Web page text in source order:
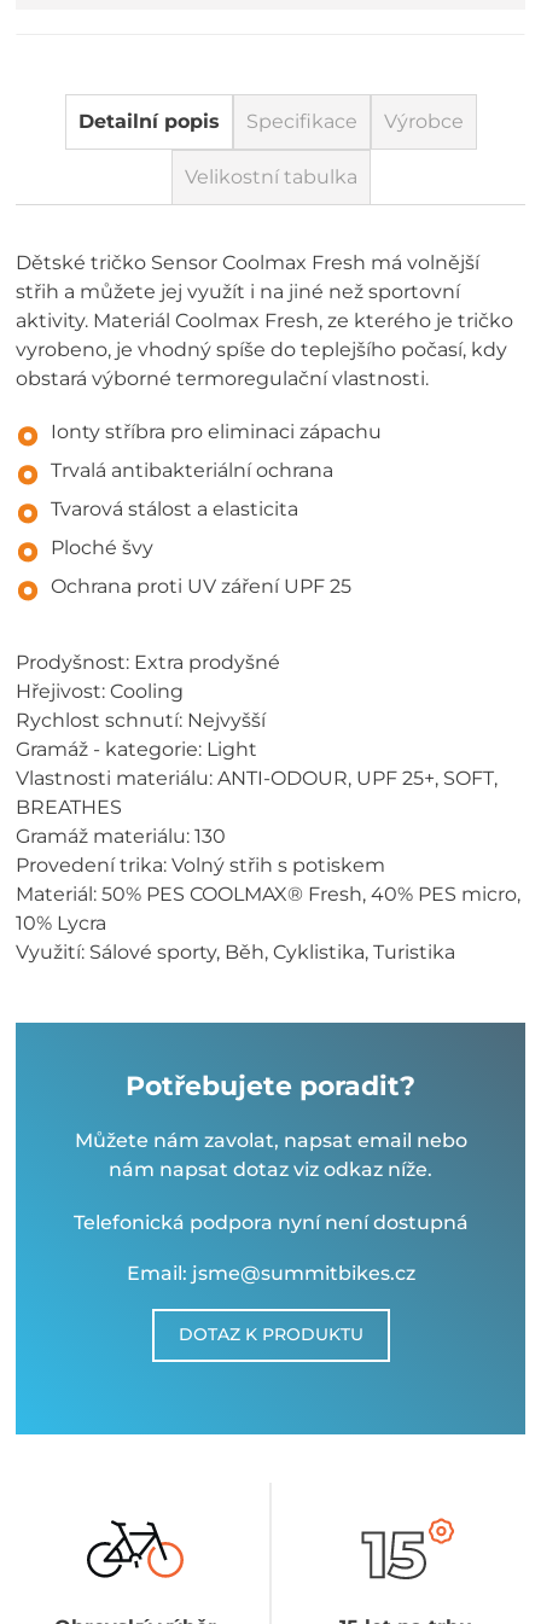
Detailní popis Specifikace Výrobce
Velikostní tabulka
Dětské tričko Sensor Coolmax Fresh má volnější
střih a můžete jej využít i na jiné než sportovní
aktivity. Materiál Coolmax Fresh, ze kterého je tričko
vyrobeno, je vhodný spíše do teplejšího počasí, kdy
obstará výborné termoregulační vlastnosti.
Ionty stříbra pro eliminaci zápachu
Trvalá antibakteriální ochrana
Tvarová stálost a elasticita
Ploché švy
Ochrana proti UV záření UPF 25
Prodyšnost: Extra prodyšné
Hřejivost: Cooling
Rychlost schnutí: Nejvyšší
Gramáž - kategorie: Light
Vlastnosti materiálu: ANTI-ODOUR, UPF 25+, SOFT,
BREATHES
Gramáž materiálu: 130
Provedení trika: Volný střih s potiskem
Materiál: 50% PES COOLMAX® Fresh, 40% PES micro,
10% Lycra
Využití: Sálové sporty, Běh, Cyklistika, Turistika
Potřebujete poradit?
Můžete nám zavolat, napsat email nebo
nám napsat dotaz viz odkaz níže.
Telefonická podpora nyní není dostupná
Email: jsme@summitbikes.cz
DOTAZ K PRODUKTU